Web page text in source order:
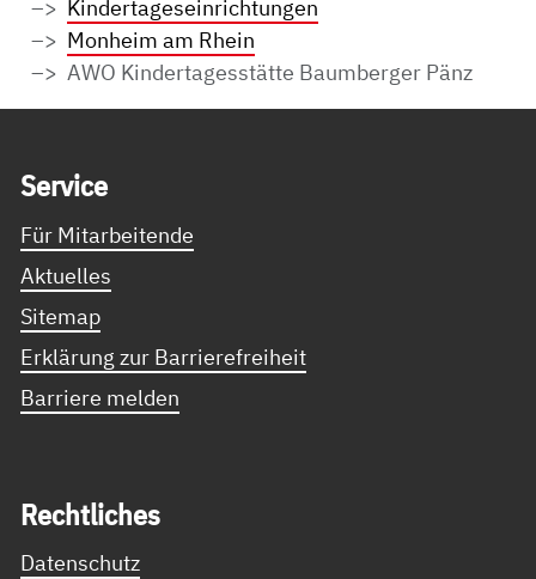
Kindertageseinrichtungen
Monheim am Rhein
AWO Kindertagesstätte Baumberger Pänz
Ser­vice
Für Mitarbeitende
Aktuelles
Sitemap
Erklärung zur Barrierefreiheit
Barriere melden
Recht­li­ches
Datenschutz